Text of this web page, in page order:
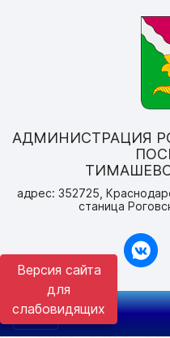
Версия сайта
для
слабовидящих
АДМИНИСТРАЦИЯ
адрес: 352725,
станица